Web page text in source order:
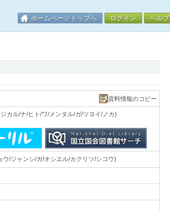
ホームページトップへ ログイン ヘルプ
資料情報のコピー
カル/ナ/ヒト/ワ/メンタル/ガ/ツヨイ/ノカ)
/ジャンシ/ガ/オシエル/カクリツ/シコウ)